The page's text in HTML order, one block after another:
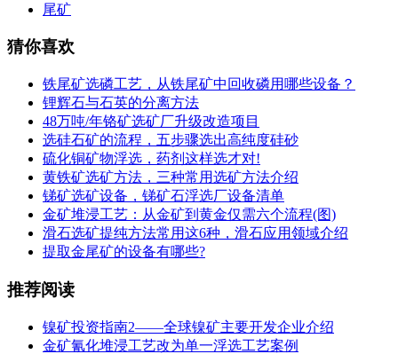
尾矿
猜你喜欢
铁尾矿选磷工艺，从铁尾矿中回收磷用哪些设备？
锂辉石与石英的分离方法
48万吨/年铬矿选矿厂升级改造项目
选硅石矿的流程，五步骤选出高纯度硅砂
硫化铜矿物浮选，药剂这样选才对!
黄铁矿选矿方法，三种常用选矿方法介绍
锑矿选矿设备，锑矿石浮选厂设备清单
金矿堆浸工艺：从金矿到黄金仅需六个流程(图)
滑石选矿提纯方法常用这6种，滑石应用领域介绍
提取金尾矿的设备有哪些?
推荐阅读
镍矿投资指南2——全球镍矿主要开发企业介绍
金矿氰化堆浸工艺改为单一浮选工艺案例